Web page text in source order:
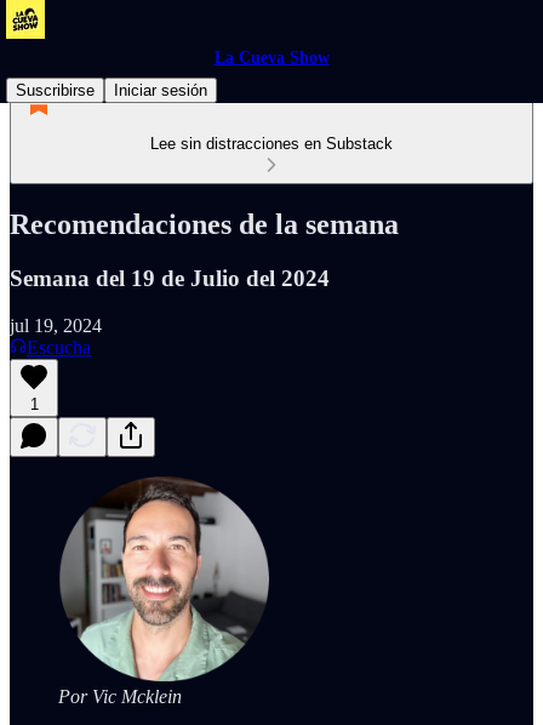
La Cueva Show
Suscribirse
Iniciar sesión
Lee sin distracciones en Substack
Recomendaciones de la semana
Semana del 19 de Julio del 2024
jul 19, 2024
Escucha
1
Por Vic Mcklein